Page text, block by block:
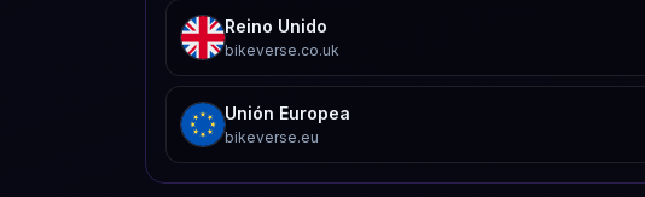
Reino Unido
bikeverse.co.uk
Unión Europea
bikeverse.eu